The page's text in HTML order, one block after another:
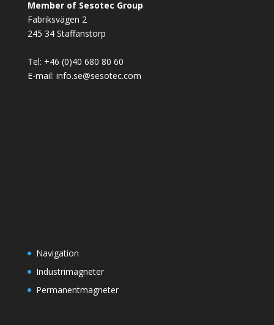
Member of Sesotec Group
Fabriksvägen 2
245 34 Staffanstorp
Tel: +46 (0)40 680 80 60
E-mail: info.se@sesotec.com
Navigation
Industrimagneter
Permanentmagneter